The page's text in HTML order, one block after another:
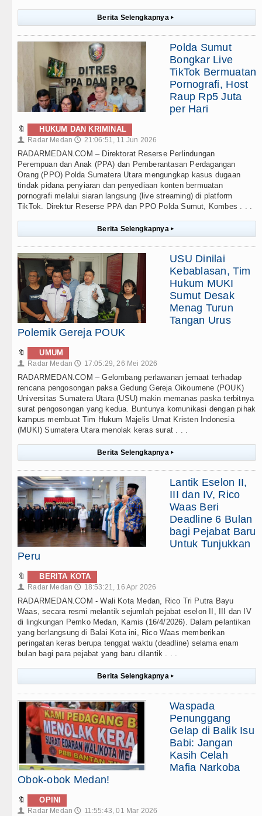
Berita Selengkapnya ▸
Polda Sumut
Bongkar Live
TikTok Bermuatan
Pornografi, Host
Raup Rp5 Juta
per Hari
🔖 HUKUM DAN KRIMINAL
👤 Radar Medan 🕔 21:06:51, 11 Jun 2026
RADARMEDAN.COM – Direktorat Reserse Perlindungan
Perempuan dan Anak (PPA) dan Pemberantasan Perdagangan
Orang (PPO) Polda Sumatera Utara mengungkap kasus dugaan
tindak pidana penyiaran dan penyediaan konten bermuatan
pornografi melalui siaran langsung (live streaming) di platform
TikTok. Direktur Reserse PPA dan PPO Polda Sumut, Kombes . . .
Berita Selengkapnya ▸
USU Dinilai
Kebablasan, Tim
Hukum MUKI
Sumut Desak
Menag Turun
Tangan Urus
Polemik Gereja POUK
🔖 UMUM
👤 Radar Medan 🕔 17:05:29, 26 Mei 2026
RADARMEDAN.COM – Gelombang perlawanan jemaat terhadap
rencana pengosongan paksa Gedung Gereja Oikoumene (POUK)
Universitas Sumatera Utara (USU) makin memanas paska terbitnya
surat pengosongan yang kedua. Buntunya komunikasi dengan pihak
kampus membuat Tim Hukum Majelis Umat Kristen Indonesia
(MUKI) Sumatera Utara menolak keras surat . . .
Berita Selengkapnya ▸
Lantik Eselon II,
III dan IV, Rico
Waas Beri
Deadline 6 Bulan
bagi Pejabat Baru
Untuk Tunjukkan
Peru
🔖 BERITA KOTA
👤 Radar Medan 🕔 18:53:21, 16 Apr 2026
RADARMEDAN.COM - Wali Kota Medan, Rico Tri Putra Bayu
Waas, secara resmi melantik sejumlah pejabat eselon II, III dan IV
di lingkungan Pemko Medan, Kamis (16/4/2026). Dalam pelantikan
yang berlangsung di Balai Kota ini, Rico Waas memberikan
peringatan keras berupa tenggat waktu (deadline) selama enam
bulan bagi para pejabat yang baru dilantik . . .
Berita Selengkapnya ▸
Waspada
Penunggang
Gelap di Balik Isu
Babi: Jangan
Kasih Celah
Mafia Narkoba
Obok-obok Medan!
🔖 OPINI
👤 Radar Medan 🕔 11:55:43, 01 Mar 2026